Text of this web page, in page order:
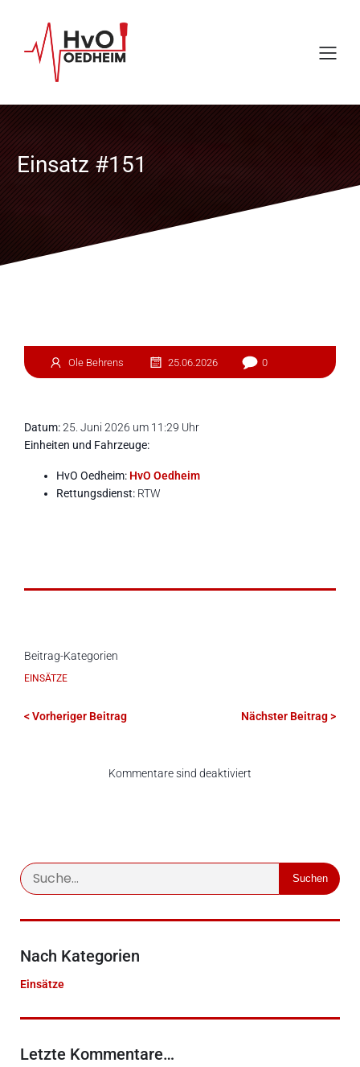
Einsatz #151
Ole Behrens 25.06.2026 0
Datum:25. Juni 2026 um 11:29 Uhr
Einheiten und Fahrzeuge:
HvO Oedheim: HvO Oedheim
Rettungsdienst: RTW
Beitrag-Kategorien
EINSÄTZE
< Vorheriger Beitrag Nächster Beitrag >
Kommentare sind deaktiviert
Suchen
Nach Kategorien
Einsätze
Letzte Kommentare…